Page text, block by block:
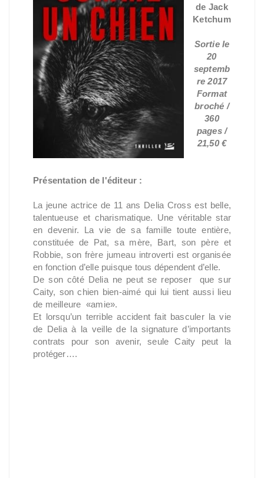
de Jack
Ketchum
Sortie le
20
septemb
re 2017
Format
broché /
360
pages /
21,50 €
Présentation de l'éditeur :
La jeune actrice de 11 ans Delia Cross est belle,
talentueuse et charismatique. Une véritable star
en devenir. La vie de sa famille toute entière,
constituée de Pat, sa mère, Bart, son père et
Robbie, son frère jumeau introverti est organisée
en fonction d’elle puisque tous dépendent d’elle.
De son côté Delia ne peut se reposer que sur
Caity, son chien bien-aimé qui lui tient aussi lieu
de meilleure «amie».
Et lorsqu’un terrible accident fait basculer la vie
de Delia à la veille de la signature d’importants
contrats pour son avenir, seule Caity peut la
protéger….